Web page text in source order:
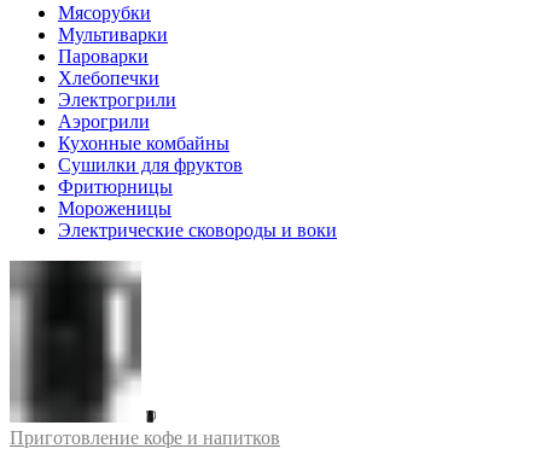
Мясорубки
Мультиварки
Пароварки
Хлебопечки
Электрогрили
Аэрогрили
Кухонные комбайны
Сушилки для фруктов
Фритюрницы
Мороженицы
Электрические сковороды и воки
Приготовление кофе и напитков